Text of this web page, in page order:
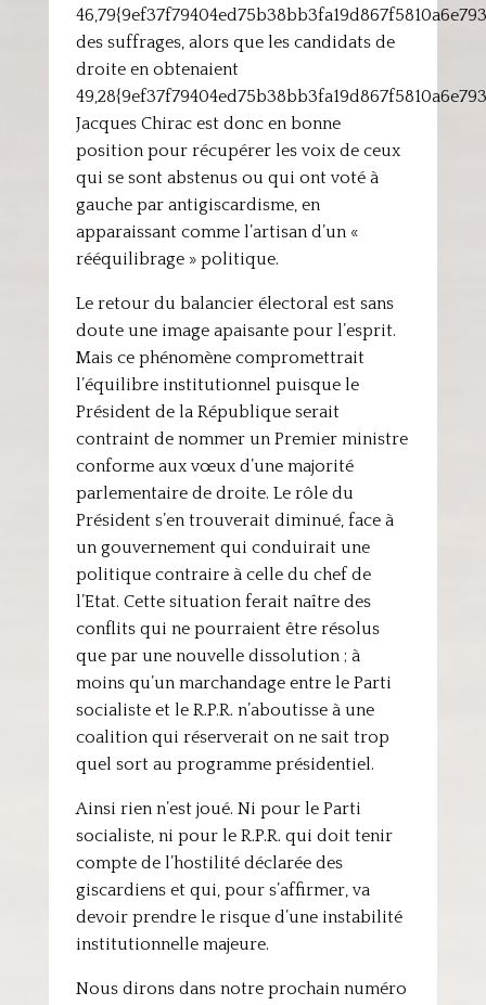
des suffrages, alors que les candidats de
droite en obtenaient
Jacques Chirac est donc en bonne
position pour récupérer les voix de ceux
qui se sont abstenus ou qui ont voté à
gauche par antigiscardisme, en
apparaissant comme l’artisan d’un «
rééquilibrage » politique.
Le retour du balancier électoral est sans
doute une image apaisante pour l’esprit.
Mais ce phénomène compromettrait
l’équilibre institutionnel puisque le
Président de la République serait
contraint de nommer un Premier ministre
conforme aux vœux d’une majorité
parlementaire de droite. Le rôle du
Président s’en trouverait diminué, face à
un gouvernement qui conduirait une
politique contraire à celle du chef de
l’Etat. Cette situation ferait naître des
conflits qui ne pourraient être résolus
que par une nouvelle dissolution ; à
moins qu’un marchandage entre le Parti
socialiste et le R.P.R. n’aboutisse à une
coalition qui réserverait on ne sait trop
quel sort au programme présidentiel.
Ainsi rien n’est joué. Ni pour le Parti
socialiste, ni pour le R.P.R. qui doit tenir
compte de l’hostilité déclarée des
giscardiens et qui, pour s’affirmer, va
devoir prendre le risque d’une instabilité
institutionnelle majeure.
Nous dirons dans notre prochain numéro